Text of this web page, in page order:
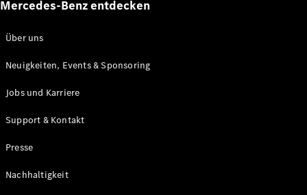
Exploring
Mercedes-Benz entdecken
Über uns
Neuigkeiten, Events & Sponsoring
Jobs und Karriere
Support & Kontakt
Presse
Nachhaltigkeit